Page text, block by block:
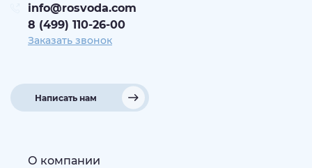
info@rosvoda.com
8 (499) 110-26-00
Заказать звонок
Написать нам
О компании